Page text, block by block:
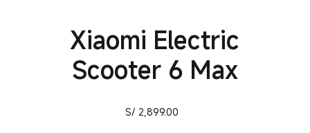
Xiaomi Electric
Scooter 6 Max
S/ 2,899.00